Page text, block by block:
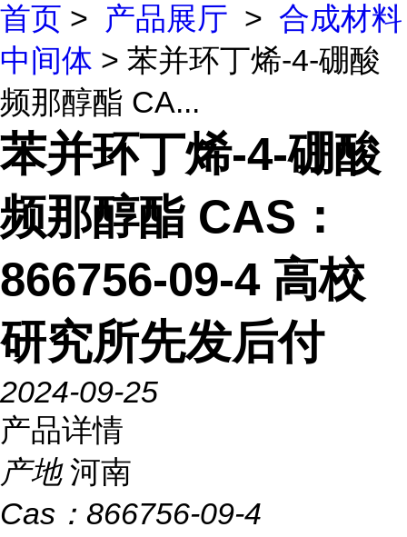
首页 > 产品展厅 > 合成材料
中间体 > 苯并环丁烯-4-硼酸
频那醇酯 CA...
苯并环丁烯-4-硼酸
频那醇酯 CAS：
866756-09-4 高校
研究所先发后付
2024-09-25
产品详情
产地 河南
Cas： 866756-09-4